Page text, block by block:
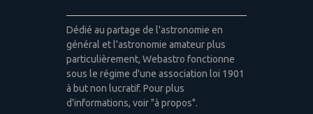
Dédié au partage de l'astronomie en
général et l'astronomie amateur plus
particulièrement, Webastro fonctionne
sous le régime d'une association loi 1901
à but non lucratif. Pour plus
d'informations, voir "à propos".